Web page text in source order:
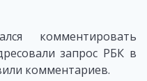
комментировать
запрос РБК в
комментариев.